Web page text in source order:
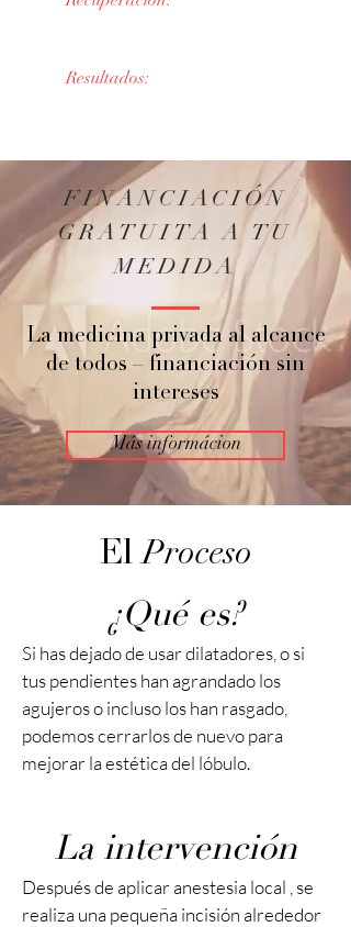
Resultados:
FINANCIACIÓN
GRATUITA A TU
MEDIDA
La medicina privada al alcance
de todos – financiación sin
intereses
Más informácion
ElProceso
¿Qué es?
Si has dejado de usar dilatadores, o si
tus pendientes han agrandado los
agujeros o incluso los han rasgado,
podemos cerrarlos de nuevo para
mejorar la estética del lóbulo.
La intervención
Después de aplicar anestesia local , se
realiza una pequeña incisión alrededor